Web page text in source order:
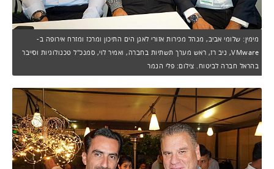
מימין: שלומי אביב, מנהל מכירות אזורי לאגן הים התיכון ומרכז ומזרח אירופה ב-
VMware, ניב רז, ראש מערך תשתיות בחברה, ואמיר לוי, סמנכ"ל טכנולוגיות וסייבר
בהראל חברה לביטוח. צילום: פלי הנמר